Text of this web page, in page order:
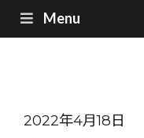
Menu
2022年4月18日